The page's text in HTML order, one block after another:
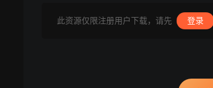
此资源仅限注册用户下载，请先 登录